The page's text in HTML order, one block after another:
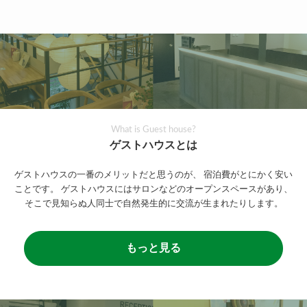
What is Guest house?
ゲストハウスとは
ゲストハウスの一番のメリットだと思うのが、
宿泊費がとにかく安い
ことです。
ゲストハウスにはサロンなどのオープンスペースがあり、
そこで見知らぬ人同士で自然発生的に交流が生まれたりします。
もっと見る